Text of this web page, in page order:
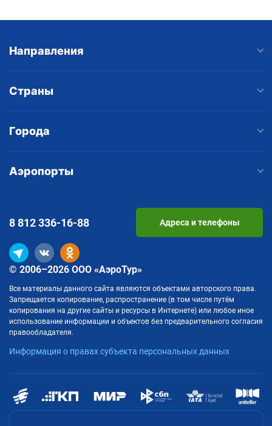
Направления
Страны
Города
Аэропорты
© 2006–2026 ООО «АэроТур»
Все материалы данного сайта являются объектами авторского права.
Запрещается копирование, распространение (в том числе путём
копирования на другие сайты и ресурсы в Интернете) или любое иное
использование информации и объектов без предварительного согласия
правообладателя.
Информация о правах субъекта персональных данных
8 812336-16-88 Адреса и телефоны